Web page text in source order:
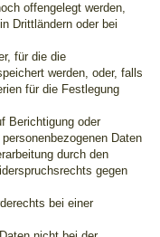
offengelegt werden,
Drittländern oder bei
für die die
werden, oder, falls
für die Festlegung
Berichtigung oder
Daten
durch den
gegen
bei einer